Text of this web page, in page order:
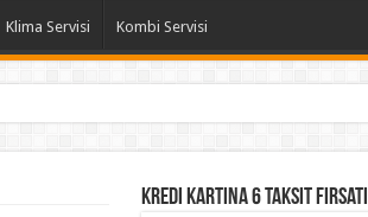
Klima Servisi Kombi Servisi
Kredi Kartına 6 Taksit Fırsatı